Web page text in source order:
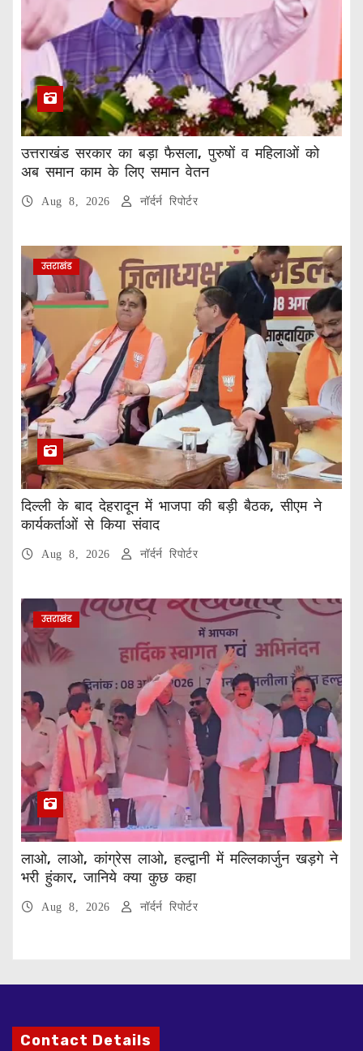
उत्तराखंड सरकार का बड़ा फैसला, पुरुषों व महिलाओं को
अब समान काम के लिए समान वेतन
Aug 8, 2026 नॉर्दर्न रिपोर्टर
उत्तराखंड
दिल्ली के बाद देहरादून में भाजपा की बड़ी बैठक, सीएम ने
कार्यकर्ताओं से किया संवाद
Aug 8, 2026 नॉर्दर्न रिपोर्टर
उत्तराखंड
लाओ, लाओ, कांग्रेस लाओ, हल्द्वानी में मल्लिकार्जुन खड़गे ने
भरी हुंकार, जानिये क्या कुछ कहा
Aug 8, 2026 नॉर्दर्न रिपोर्टर
Contact Details